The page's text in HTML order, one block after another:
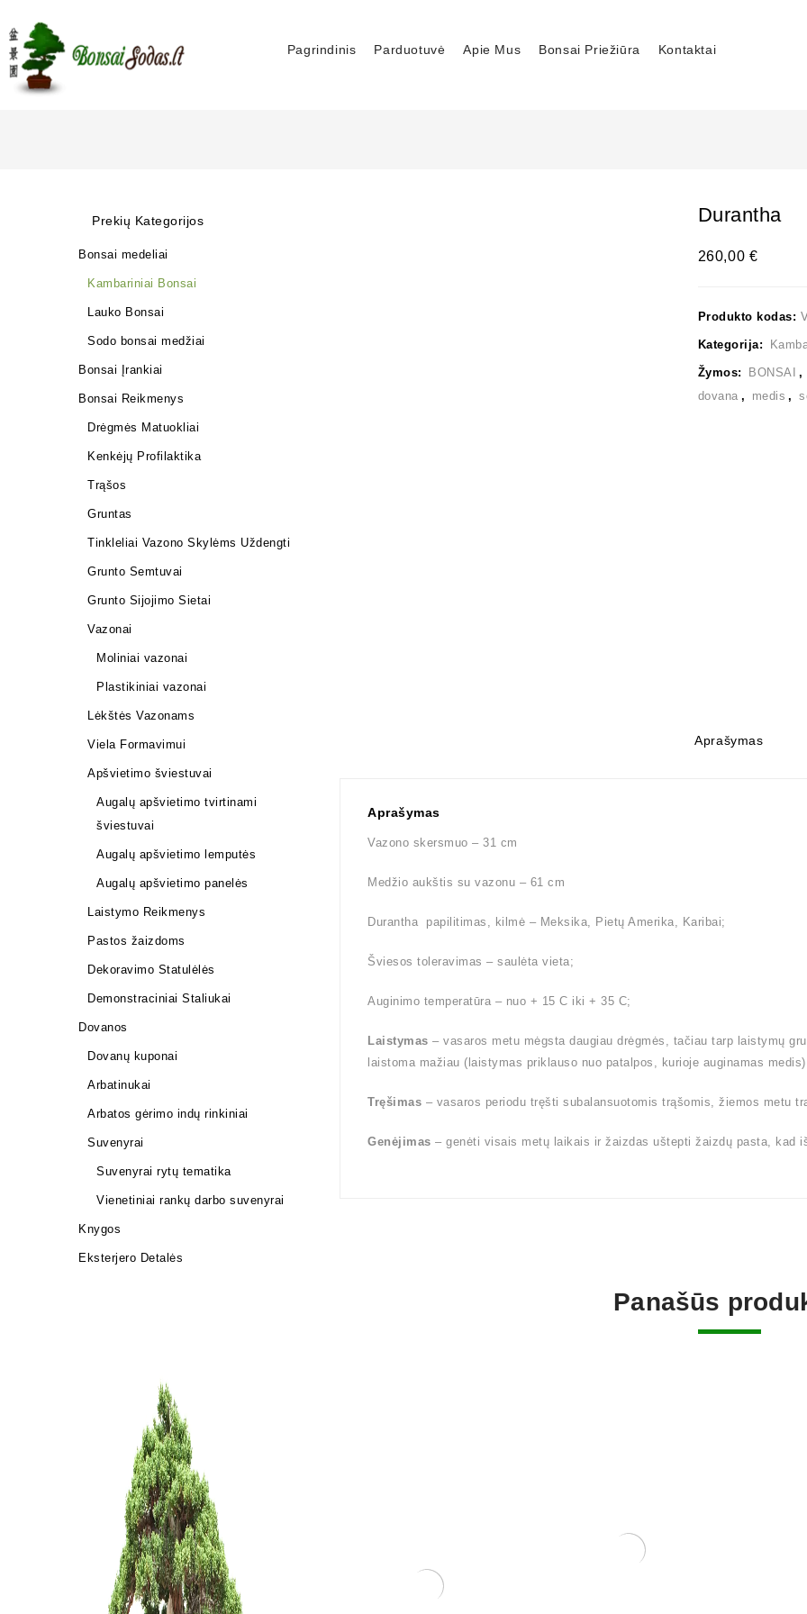
Pagrindinis Parduotuvė Apie Mus Bonsai Priežiūra Kontaktai
Durantha
260,00 €
Produkto kodas:
Kategorija:
Žymos: BONSAI ,
dovana , medis ,
Aprašymas
Aprašymas
Vazono skersmuo – 31 cm
Medžio aukštis su vazonu – 61 cm
Durantha papilitimas, kilmė – Meksika, Pietų Amerika, Karibai;
Šviesos toleravimas – saulėta vieta;
Auginimo temperatūra – nuo + 15 C iki + 35 C;
Laistymas – vasaros metu mėgsta daugiau drėgmės, tačiau tarp laistymų
laistoma mažiau (laistymas priklauso nuo patalpos, kurioje auginamas
Tręšimas – vasaros periodu tręšti subalansuotomis trąšomis, žiemos metu
Genėjimas – genėti visais metų laikais ir žaizdas uštepti žaizdų pasta, kad
Panašūs
Prekių Kategorijos
Bonsai medeliai
Kambariniai Bonsai
Lauko Bonsai
Sodo bonsai medžiai
Bonsai Įrankiai
Bonsai Reikmenys
Drėgmės Matuokliai
Kenkėjų Profilaktika
Trąšos
Gruntas
Tinkleliai Vazono Skylėms Uždengti
Grunto Semtuvai
Grunto Sijojimo Sietai
Vazonai
Moliniai vazonai
Plastikiniai vazonai
Lėkštės Vazonams
Viela Formavimui
Apšvietimo šviestuvai
Augalų apšvietimo tvirtinami
šviestuvai
Augalų apšvietimo lemputės
Augalų apšvietimo panelės
Laistymo Reikmenys
Pastos žaizdoms
Dekoravimo Statulėlės
Demonstraciniai Staliukai
Dovanos
Dovanų kuponai
Arbatinukai
Arbatos gėrimo indų rinkiniai
Suvenyrai
Suvenyrai rytų tematika
Vienetiniai rankų darbo suvenyrai
Knygos
Eksterjero Detalės